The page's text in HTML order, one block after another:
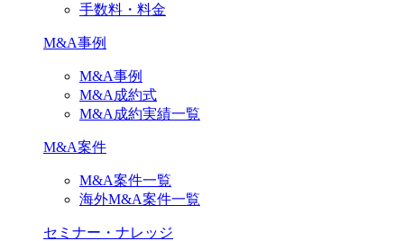
手数料・料金
M&A事例
M&A事例
M&A成約式
M&A成約実績一覧
M&A案件
M&A案件一覧
海外M&A案件一覧
セミナー・ナレッジ